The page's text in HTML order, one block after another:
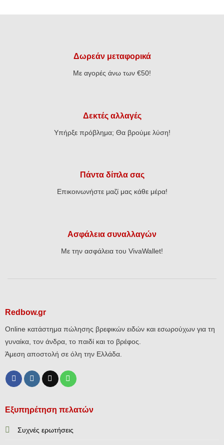
Δωρεάν μεταφορικά
Με αγορές άνω των €50!
Δεκτές αλλαγές
Υπήρξε πρόβλημα; Θα βρούμε λύση!
Πάντα δίπλα σας
Επικοινωνήστε μαζί μας κάθε μέρα!
Ασφάλεια συναλλαγών
Με την ασφάλεια του VivaWallet!
Redbow.gr
Online κατάστημα πώλησης βρεφικών ειδών και εσωρούχων για τη
γυναίκα, τον άνδρα, το παιδί και το βρέφος.
Άμεση αποστολή σε όλη την Ελλάδα.
Εξυπηρέτηση πελατών
Συχνές ερωτήσεις